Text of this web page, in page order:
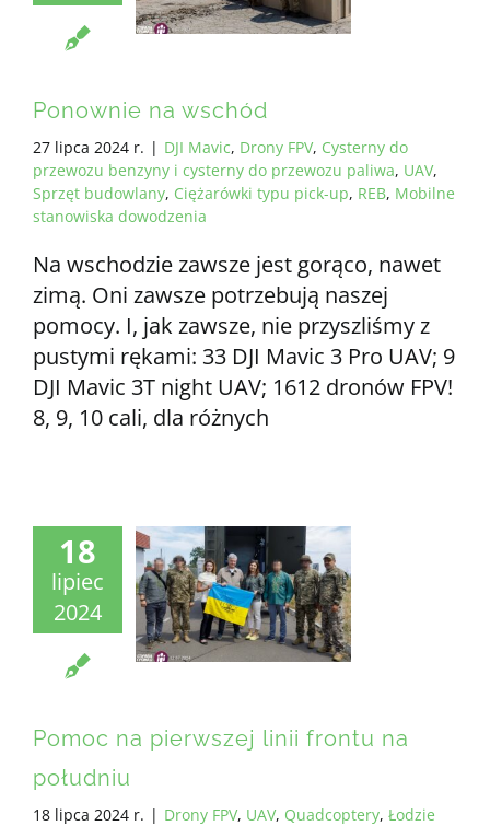
Ponownie na wschód
27 lipca 2024 r. | DJI Mavic, Drony FPV, Cysterny do
przewozu benzyny i cysterny do przewozu paliwa, UAV,
Sprzęt budowlany, Ciężarówki typu pick-up, REB, Mobilne
stanowiska dowodzenia
Na wschodzie zawsze jest gorąco, nawet
zimą. Oni zawsze potrzebują naszej
pomocy. I, jak zawsze, nie przyszliśmy z
pustymi rękami: 33 DJI Mavic 3 Pro UAV; 9
DJI Mavic 3T night UAV; 1612 dronów FPV!
8, 9, 10 cali, dla różnych
18
lipiec
2024
Pomoc na pierwszej linii frontu na
południu
18 lipca 2024 r. | Drony FPV, UAV, Quadcoptery, Łodzie